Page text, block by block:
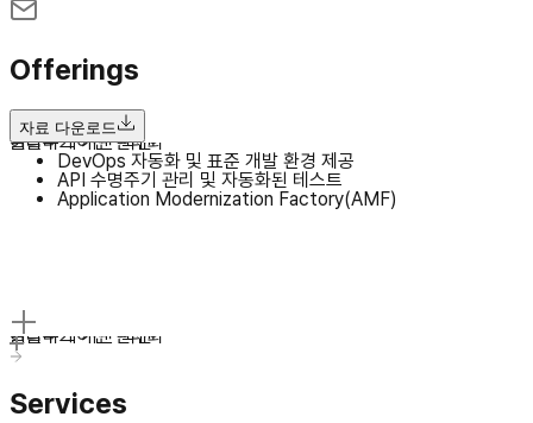
Offerings
자료 다운로드
클라우드 기반 혁신
어플리케이션 현대화
DevOps 자동화 및 표준 개발 환경 제공
API 수명주기 관리 및 자동화된 테스트
Application Modernization Factory(AMF)
클라우드 기반 혁신
어플리케이션 현대화
Services